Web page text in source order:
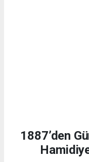
1887’den